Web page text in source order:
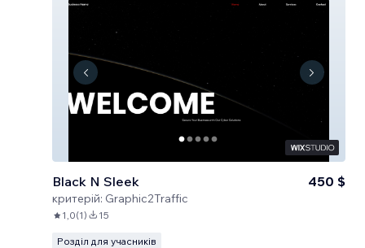
Black N Sleek
критерій: Graphic2Traffic
450 $
1,0(1) 15
Розділ для учасників